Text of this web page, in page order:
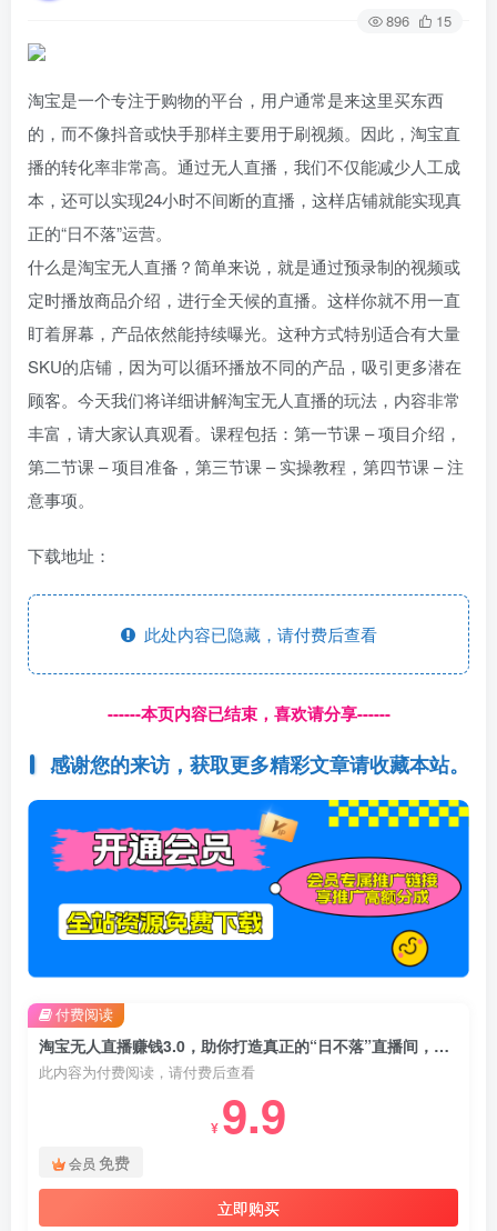
896 15
淘宝是一个专注于购物的平台，用户通常是来这里买东西
的，而不像抖音或快手那样主要用于刷视频。因此，淘宝直
播的转化率非常高。通过无人直播，我们不仅能减少人工成
本，还可以实现24小时不间断的直播，这样店铺就能实现真
正的“日不落”运营。
什么是淘宝无人直播？简单来说，就是通过预录制的视频或
定时播放商品介绍，进行全天候的直播。这样你就不用一直
盯着屏幕，产品依然能持续曝光。这种方式特别适合有大量
SKU的店铺，因为可以循环播放不同的产品，吸引更多潜在
顾客。今天我们将详细讲解淘宝无人直播的玩法，内容非常
丰富，请大家认真观看。课程包括：第一节课 – 项目介绍，
第二节课 – 项目准备，第三节课 – 实操教程，第四节课 – 注
意事项。
下载地址：
此处内容已隐藏，请付费后查看
------本页内容已结束，喜欢请分享------
感谢您的来访，获取更多精彩文章请收藏本站。
淘宝无人直播赚钱3.0，助你打造真正的“日不落”直播间，让你每天稳定收入500+
此内容为付费阅读，请付费后查看
¥ 9.9
会员 免费
立即购买
付费阅读